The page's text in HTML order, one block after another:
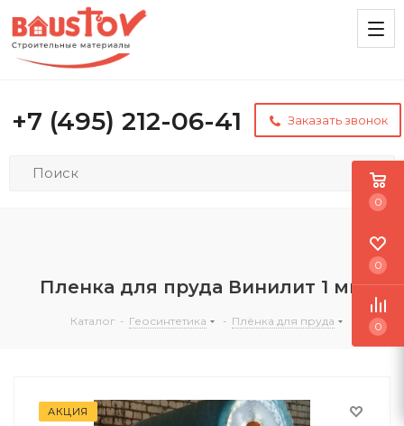
+7 (495) 212-06-41 Заказать звонок
Пленка для пруда Винилит 1 мм
Каталог - Геосинтетика - Плёнка для пруда
АКЦИЯ
0
0
0